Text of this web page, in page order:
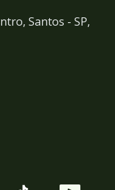
Santos - SP,